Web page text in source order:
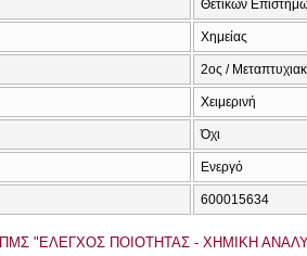
Θετικών
Χημείας
2ος /
Χειμερινή
Όχι
Ενεργό
600015634
ΠΜΣ "ΕΛΕΓΧΟΣ ΠΟΙΟΤΗΤΑΣ - ΧΗΜΙΚΗ